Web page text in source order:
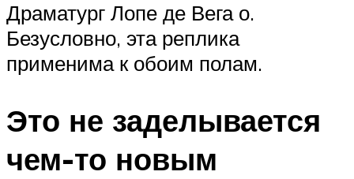
Драматург Лопе де Вега о.
Безусловно, эта реплика
применима к обоим полам.
Это не заделывается
чем-то новым